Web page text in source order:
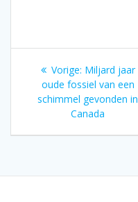
Bericht
navigatie
Vorige: Vorig
bericht:
Miljard jaar
oude fossiel van een
schimmel gevonden in
Canada